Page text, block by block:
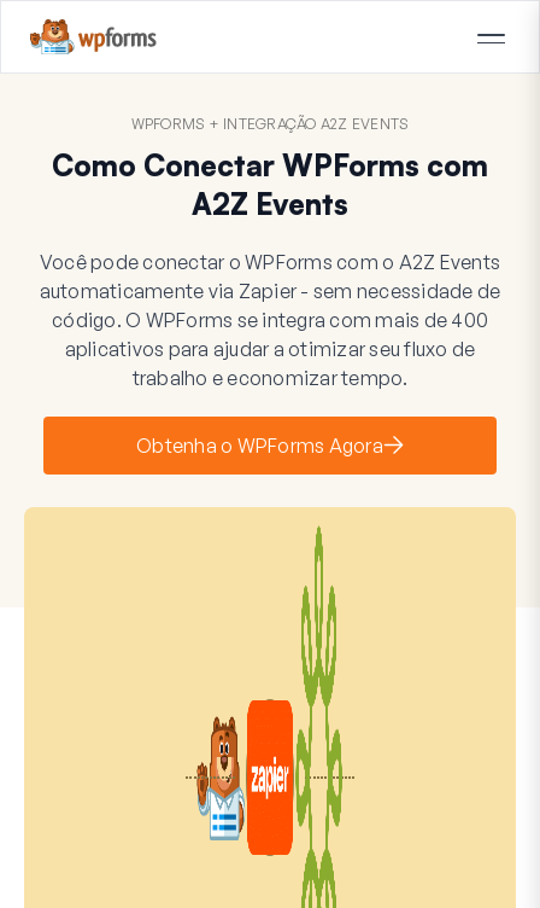
WPFORMS + INTEGRAÇÃO A2Z EVENTS
Como Conectar WPForms com
A2Z Events
Você pode conectar o WPForms com o A2Z Events
automaticamente via Zapier - sem necessidade de
código. O WPForms se integra com mais de 400
aplicativos para ajudar a otimizar seu fluxo de
trabalho e economizar tempo.
Obtenha o WPForms Agora